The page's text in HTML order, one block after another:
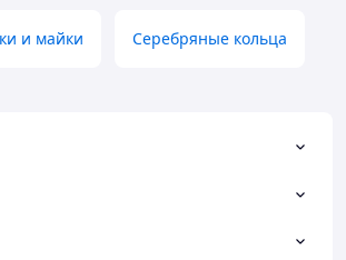
и майки Серебряные кольца